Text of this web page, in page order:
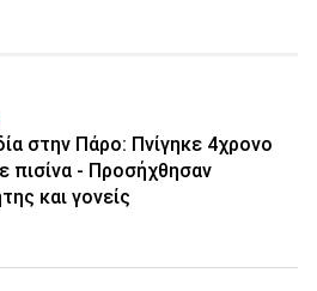
στην Πάρο: Πνίγηκε 4χρονο
πισίνα - Προσήχθησαν
και γονείς